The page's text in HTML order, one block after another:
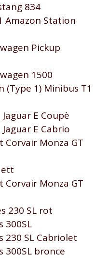
834
Amazon Station
Pickup
1500
(Type 1) Minibus T1
E Coupè
E Cabrio
Corvair Monza GT
Corvair Monza GT
230 SL rot
300SL
230 SL Cabriolet
300SL bronce